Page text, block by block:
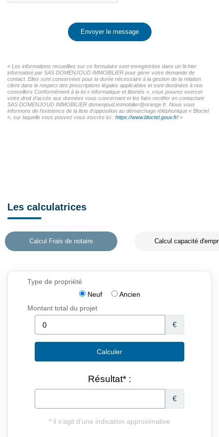
Envoyer le message
« Les informations recueillies sur ce formulaire sont enregistrées dans un fichier
informatisé par SAS DOMENJOUD IMMOBILIER pour gérer votre demande de
contact. Elles sont conservées pour la durée nécessaire à la gestion de la relation
client dans le respect des prescriptions légales applicables et sont destinées à nos
conseillers Conformément à la loi « informatique et libertés », vous pouvez exercer
votre droit d'accès aux données vous concernant et les faire rectifier en contactant
SAS DOMENJOUD IMMOBILIER domenjoud.immobilier@orange.fr. Nous vous
informons de l'existence de la liste d'opposition au démarchage téléphonique « Bloctel
», sur laquelle vous pouvez vous inscrire ici : https://www.bloctel.gouv.fr/»
Les calculatrices
Calcul Frais de notaire Calcul capacité